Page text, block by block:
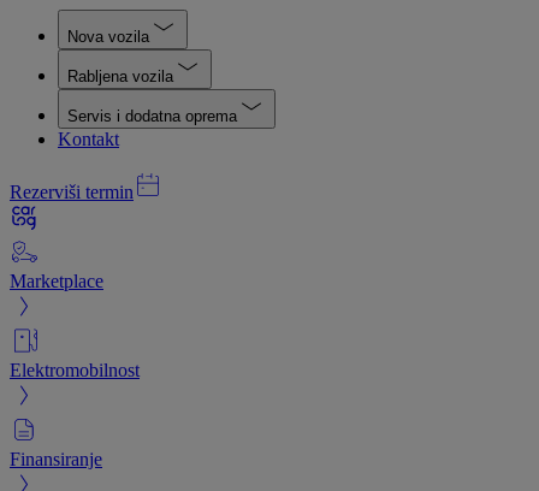
Nova vozila
Rabljena vozila
Servis i dodatna oprema
Kontakt
Rezerviši termin
Marketplace
Elektromobilnost
Finansiranje